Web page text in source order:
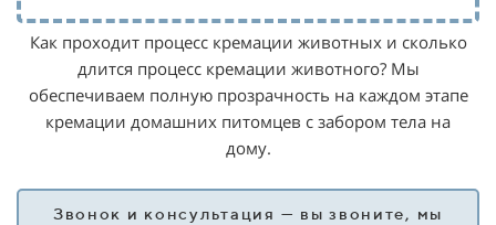
Как проходит процесс кремации животных и сколько
длится процесс кремации животного? Мы
обеспечиваем полную прозрачность на каждом этапе
кремации домашних питомцев с забором тела на
дому.
Звонок и консультация — вы звоните, мы